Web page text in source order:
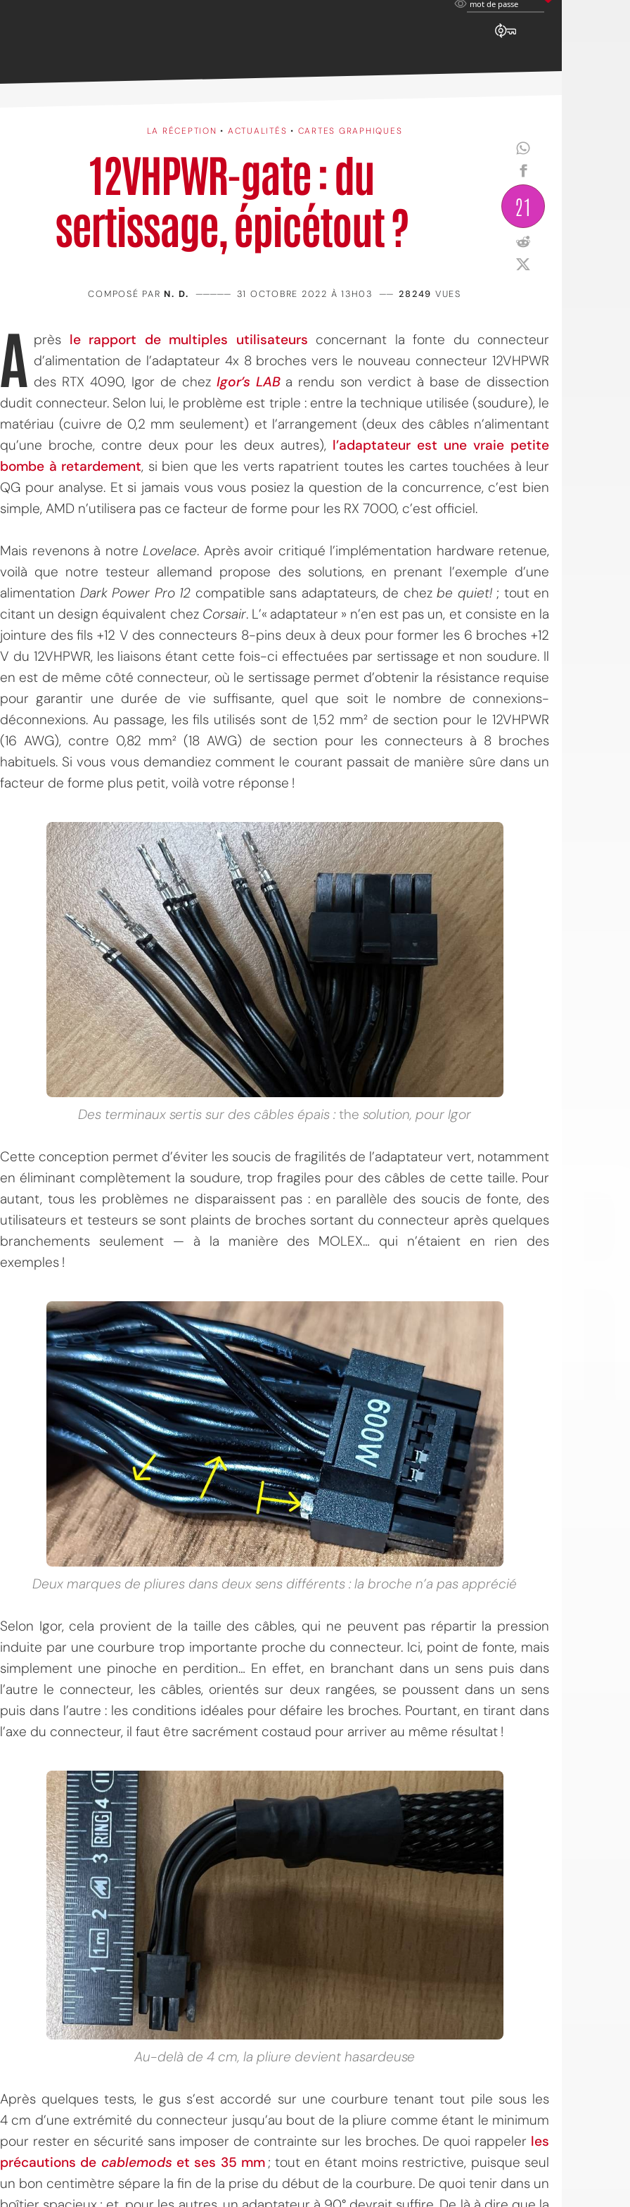
mot de passe
LA RÉCEPTION • ACTUALITÉS • CARTES GRAPHIQUES
12VHPWR-gate : du
sertissage, épicétout ?
21
COMPOSÉ PARN. D. ————— 31 OCTOBRE 2022 À 13H03 —— 28249 VUES
A près le rapport de multiples utilisateurs concernant la fonte du connecteur
d’alimentation de l’adaptateur 4x 8 broches vers le nouveau connecteur 12VHPWR
des RTX 4090, Igor de chez Igor’s LAB a rendu son verdict à base de dissection
dudit connecteur. Selon lui, le problème est triple : entre la technique utilisée (soudure), le
matériau (cuivre de 0,2 mm seulement) et l’arrangement (deux des câbles n’alimentant
qu’une broche, contre deux pour les deux autres), l’adaptateur est une vraie petite
bombe à retardement, si bien que les verts rapatrient toutes les cartes touchées à leur
QG pour analyse. Et si jamais vous vous posiez la question de la concurrence, c’est bien
simple, AMD n’utilisera pas ce facteur de forme pour les RX 7000, c’est officiel.
Mais revenons à notre Lovelace. Après avoir critiqué l’implémentation hardware retenue,
voilà que notre testeur allemand propose des solutions, en prenant l’exemple d’une
alimentation Dark Power Pro 12 compatible sans adaptateurs, de chezbe quiet!; tout en
citant un design équivalent chez Corsair. L’« adaptateur » n’en est pas un, et consiste en la
jointure des fils +12 V des connecteurs 8-pins deux à deux pour former les 6 broches +12
V du 12VHPWR, les liaisons étant cette fois-ci effectuées par sertissage et non soudure. Il
en est de même côté connecteur, où le sertissage permet d’obtenir la résistance requise
pour garantir une durée de vie suffisante, quel que soit le nombre de connexions-
déconnexions. Au passage, les fils utilisés sont de 1,52 mm² de section pour le 12VHPWR
(16 AWG), contre 0,82 mm² (18 AWG) de section pour les connecteurs à 8 broches
habituels. Si vous vous demandiez comment le courant passait de manière sûre dans un
facteur de forme plus petit, voilà votre réponse !
Des terminaux sertis sur des câbles épais : the solution, pour Igor
Cette conception permet d’éviter les soucis de fragilités de l’adaptateur vert, notamment
en éliminant complètement la soudure, trop fragiles pour des câbles de cette taille. Pour
autant, tous les problèmes ne disparaissent pas : en parallèle des soucis de fonte, des
utilisateurs et testeurs se sont plaints de broches sortant du connecteur après quelques
branchements seulement — à la manière des MOLEX… qui n’étaient en rien des
exemples !
Deux marques de pliures dans deux sens différents : la broche n’a pas apprécié
Selon Igor, cela provient de la taille des câbles, qui ne peuvent pas répartir la pression
induite par une courbure trop importante proche du connecteur. Ici, point de fonte, mais
simplement une pinoche en perdition… En effet, en branchant dans un sens puis dans
l’autre le connecteur, les câbles, orientés sur deux rangées, se poussent dans un sens
puis dans l’autre : les conditions idéales pour défaire les broches. Pourtant, en tirant dans
l’axe du connecteur, il faut être sacrément costaud pour arriver au même résultat !
Au-delà de 4 cm, la pliure devient hasardeuse
Après quelques tests, le gus s’est accordé sur une courbure tenant tout pile sous les
4 cm d’une extrémité du connecteur jusqu’au bout de la pliure comme étant le minimum
pour rester en sécurité sans imposer de contrainte sur les broches. De quoi rappeler les
précautions de cablemods et ses 35 mm; tout en étant moins restrictive, puisque seul
un bon centimètre sépare la fin de la prise du début de la courbure. De quoi tenir dans un